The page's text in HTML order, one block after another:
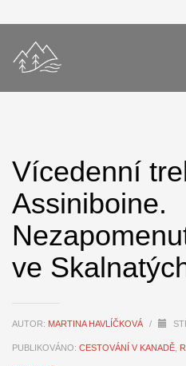
Vícedenní
Assiniboine.
ve
AUTOR: MARTINA HAVLÍČKOVÁ /
PUBLIKOVÁNO: CESTOVÁNÍ V KANADĚ